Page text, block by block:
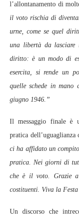
l’allontanamento di
il voto rischia di
urne, come se quel
una libertà da
diritto: è un modo di
esercita, si rende un
quelle schede in mano
giugno 1946.”
Il messaggio finale è
pratica dell’uguaglianza
ci ha affidato un
pratica. Nei giorni di
che è il voto. Grazie a
costituenti. Viva la
Un discorso che